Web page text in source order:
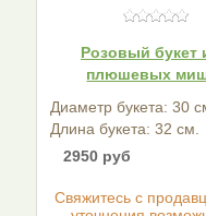
Розовый букет
плюшевых
Диаметр букета: 30
Длина букета: 32 см.
2950 руб
Cвяжитесь с